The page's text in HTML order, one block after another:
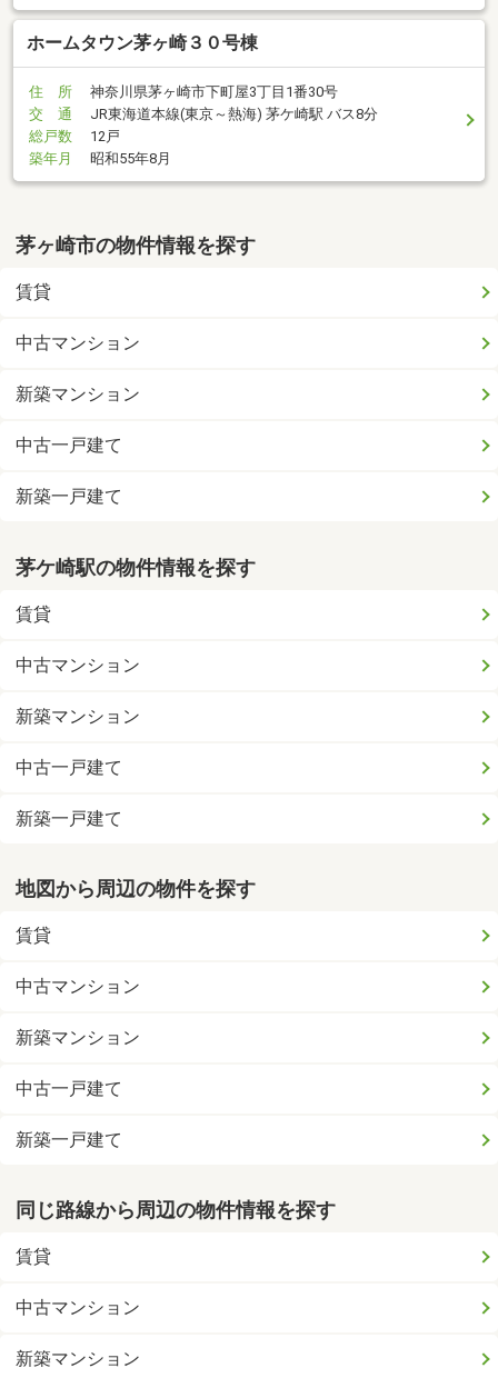
ホームタウン茅ヶ崎３０号棟
住 所
神奈川県茅ヶ崎市下町屋3丁目1番30号
交 通
JR東海道本線(東京～熱海) 茅ケ崎駅 バス8分
総戸数
12戸
築年月
昭和55年8月
茅ヶ崎市の物件情報を探す
賃貸
中古マンション
新築マンション
中古一戸建て
新築一戸建て
茅ケ崎駅の物件情報を探す
賃貸
中古マンション
新築マンション
中古一戸建て
新築一戸建て
地図から周辺の物件を探す
賃貸
中古マンション
新築マンション
中古一戸建て
新築一戸建て
同じ路線から周辺の物件情報を探す
賃貸
中古マンション
新築マンション